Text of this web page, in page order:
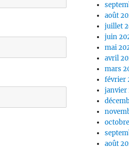
août
juillet
juin
mai
avril
mars
février
janvier
août